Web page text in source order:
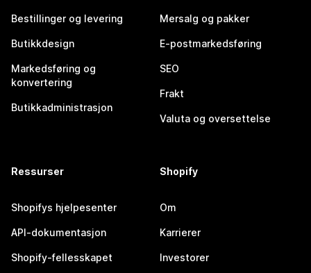
Bestillinger og levering
Butikkdesign
Markedsføring og
konvertering
Butikkadministrasjon
Mersalg og pakker
E-postmarkedsføring
SEO
Frakt
Valuta og oversettelse
Ressurser
Shopifys hjelpesenter
API-dokumentasjon
Shopify-fellesskapet
Shopify
Om
Karrierer
Investorer